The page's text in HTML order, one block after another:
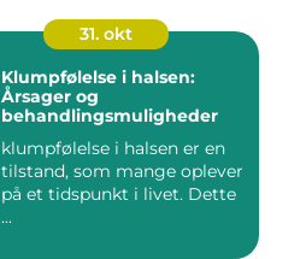
31. okt
Klumpfølelse i halsen:
Årsager og
behandlingsmuligheder
klumpfølelse i halsen er en
tilstand, som mange oplever
på et tidspunkt i livet. Dette
...